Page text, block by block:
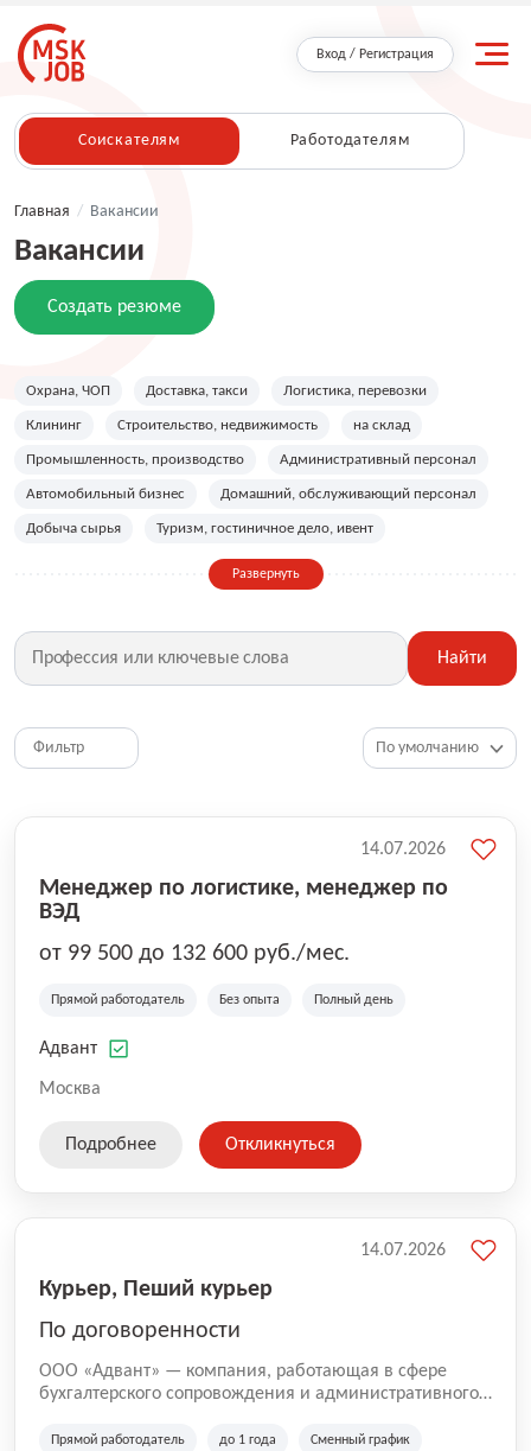
Вход / Регистрация
Соискателям Работодателям
Главная / Вакансии
Вакансии
Создать резюме
Охрана, ЧОП Доставка, такси Логистика, перевозки
Клининг Строительство, недвижимость на склад
Промышленность, производство Административный персонал
Автомобильный бизнес Домашний, обслуживающий персонал
Добыча сырья Туризм, гостиничное дело, ивент
Дизайн, искусство, ивент
Фитнес, красота, спорт Страхование
Медицина, фармацевтика Маркетинг, PR, реклама
HR, управление персоналом
Топ менеджмент, руководители
Развернуть
Найти
Фильтр
Менеджер по логистике, менеджер по
ВЭД
от 99 500 до 132 600 руб./мес.
Прямой работодатель Без опыта Полный день
Адвант
Москва
14.07.2026
Подробнее Откликнуться
Курьер, Пеший курьер
По договоренности
ООО «Адвант» — компания, работающая в сфере
бухгалтерского сопровождения и административного
зарегистрирована в Санкт-Петербурге и
Прямой работодатель до 1 года Сменный график
14.07.2026